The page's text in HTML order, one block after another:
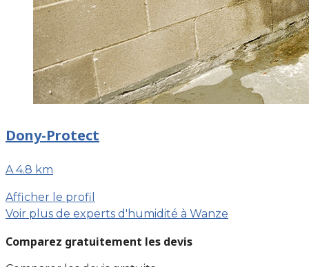
Dony-Protect
A 4.8 km
Afficher le profil
Voir plus de experts d'humidité à Wanze
Comparez gratuitement les devis